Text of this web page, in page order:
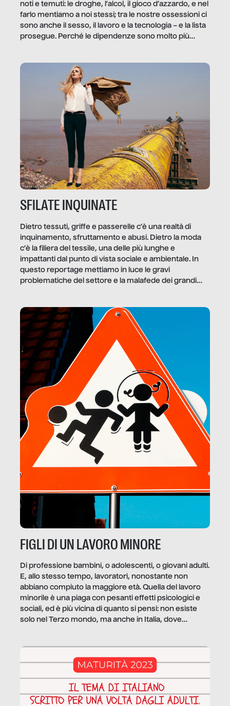
noti e temuti: le droghe, l’alcol, il gioco d’azzardo, e nel
farlo mentiamo a noi stessi; tra le nostre ossessioni ci
sono anche il sesso, il lavoro e la tecnologia – e la lista
prosegue. Perché le dipendenze sono molto più
trae un guadagno. In questo reportage vediamo
quale e come.
SFILATE INQUINATE
Dietro tessuti, griffe e passerelle c’è una realtà di
inquinamento, sfruttamento e abusi. Dietro la moda
c’è la filiera del tessile, una delle più lunghe e
impattanti dal punto di vista sociale e ambientale. In
questo reportage mettiamo in luce le gravi
problematiche del settore e la malafede dei grandi
FIGLI DI UN LAVORO MINORE
Di professione bambini, o adolescenti, o giovani adulti.
E, allo stesso tempo, lavoratori, nonostante non
abbiano compiuto la maggiore età. Quella del lavoro
minorile è una piaga con pesanti effetti psicologici e
sociali, ed è più vicina di quanto si pensi: non esiste
solo nel Terzo mondo, ma anche in Italia, dove